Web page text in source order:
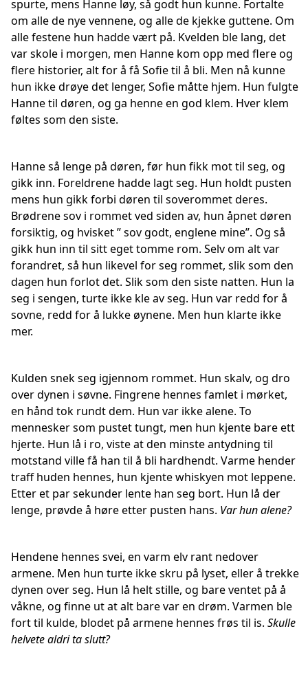
spurte, mens Hanne løy, så godt hun kunne. Fortalte
om alle de nye vennene, og alle de kjekke guttene. Om
alle festene hun hadde vært på. Kvelden ble lang, det
var skole i morgen, men Hanne kom opp med flere og
flere historier, alt for å få Sofie til å bli. Men nå kunne
hun ikke drøye det lenger, Sofie måtte hjem. Hun fulgte
Hanne til døren, og ga henne en god klem. Hver klem
føltes som den siste.
Hanne så lenge på døren, før hun fikk mot til seg, og
gikk inn. Foreldrene hadde lagt seg. Hun holdt pusten
mens hun gikk forbi døren til soverommet deres.
Brødrene sov i rommet ved siden av, hun åpnet døren
forsiktig, og hvisket ” sov godt, englene mine”. Og så
gikk hun inn til sitt eget tomme rom. Selv om alt var
forandret, så hun likevel for seg rommet, slik som den
dagen hun forlot det. Slik som den siste natten. Hun la
seg i sengen, turte ikke kle av seg. Hun var redd for å
sovne, redd for å lukke øynene. Men hun klarte ikke
mer.
Kulden snek seg igjennom rommet. Hun skalv, og dro
over dynen i søvne. Fingrene hennes famlet i mørket,
en hånd tok rundt dem. Hun var ikke alene. To
mennesker som pustet tungt, men hun kjente bare ett
hjerte. Hun lå i ro, viste at den minste antydning til
motstand ville få han til å bli hardhendt. Varme hender
traff huden hennes, hun kjente whiskyen mot leppene.
Etter et par sekunder lente han seg bort. Hun lå der
lenge, prøvde å høre etter pusten hans. Var hun alene?
Hendene hennes svei, en varm elv rant nedover
armene. Men hun turte ikke skru på lyset, eller å trekke
dynen over seg. Hun lå helt stille, og bare ventet på å
våkne, og finne ut at alt bare var en drøm. Varmen ble
fort til kulde, blodet på armene hennes frøs til is. Skulle
helvete aldri ta slutt?